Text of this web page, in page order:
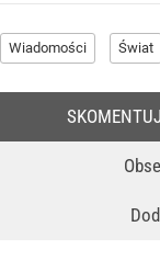
Wiadomości Świat
SKOMENTUJ